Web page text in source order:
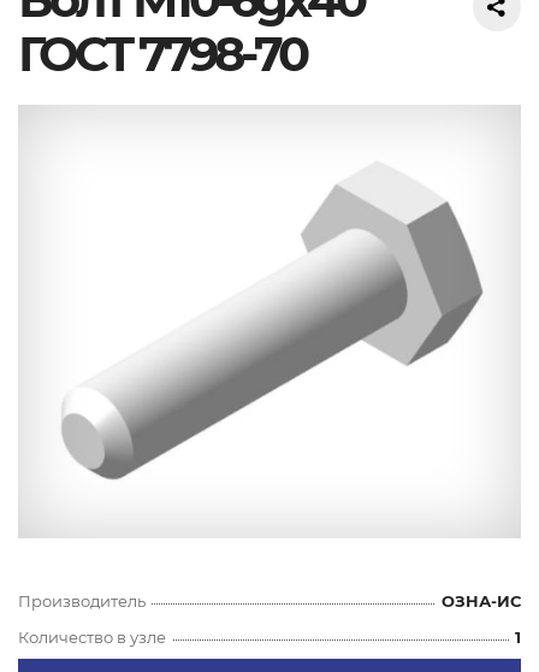
ГОСТ 7798-70
Производитель
ОЗНА-ИС
Количество в узле
1